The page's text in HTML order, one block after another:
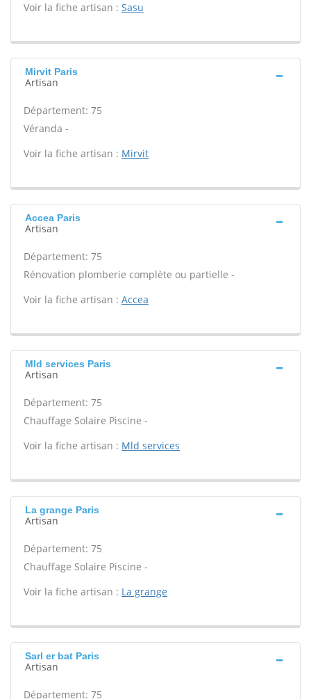
Voir la fiche artisan : Sasu
Mirvit Paris
Artisan
Département: 75
Véranda -
Voir la fiche artisan : Mirvit
Accea Paris
Artisan
Département: 75
Rénovation plomberie complète ou partielle -
Voir la fiche artisan : Accea
Mld services Paris
Artisan
Département: 75
Chauffage Solaire Piscine -
Voir la fiche artisan : Mld services
La grange Paris
Artisan
Département: 75
Chauffage Solaire Piscine -
Voir la fiche artisan : La grange
Sarl er bat Paris
Artisan
Département: 75